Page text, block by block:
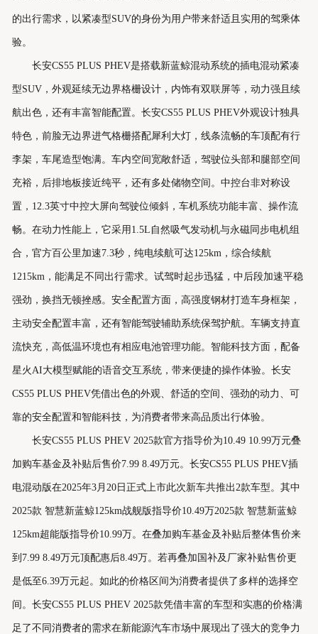
的出行需求，以紧凑型SUV的身份为用户带来舒适且实用的驾乘体
验。
长安CS55 PLUS PHEV是搭载新蓝鲸混动系统的插电混动紧凑
型SUV，外观延续无边界格栅设计，内饰有双联屏等，动力强且续
航出色，还有丰富智能配置。长安CS55 PLUS PHEV外观设计独具
特色，前脸无边界进气格栅搭配犀利大灯，线条流畅的车顶配有行
李架，车尾造型饱满。车内空间宽敞舒适，驾驶位头部和腿部空间
充裕，后排地板接近纯平，还有多处储物空间。中控台非对称设
置，12.3英寸中控大屏向驾驶位倾斜，车机系统功能丰富、操作流
畅。在动力性能上，它采用1.5L自然吸气发动机与永磁同步电机组
合，官方百公里加速7.3秒，纯电续航可达125km，综合续航
1215km，能满足不同出行需求。试驾时起步迅猛，中后段加速平稳
强劲，换挡无顿挫感。安全配置方面，高强度钢材打造车身框架，
主动安全配置丰富，还有智能驾驶辅助系统保驾护航。车辆支持直
流快充，高低温环境也有相应电池管理功能。智能科技方面，配备
星火AI大模型赋能的语音交互系统，带来便捷的操作体验。长安
CS55 PLUS PHEV凭借出色的外观、舒适的空间、强劲的动力、可
靠的安全配置和智能科技，为消费者带来高品质出行体验。
长安CS55 PLUS PHEV 2025款官方指导价为10.49 10.99万元叠
加购车基金及补贴后售价7.99 8.49万元。长安CS55 PLUS PHEV插
电混动版在2025年3月20日正式上市此次新车共推出2款车型。其中
2025款 智慧新蓝鲸125km战舰版指导价10.49万2025款 智慧新蓝鲸
125km超能版指导价10.99万。在叠加购车基金及补贴后整体售价来
到7.99 8.49万元顶配惠后8.49万。若再叠加国补及厂家补贴售价更
是低至6.39万元起。如此的价格区间为消费者提供了多样的选择空
间。长安CS55 PLUS PHEV 2025款凭借丰富的车型和实惠的价格满
足了不同消费者的需求在新能源汽车市场中展现出了强大的竞争力